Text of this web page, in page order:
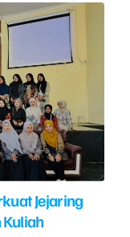
Jejaring